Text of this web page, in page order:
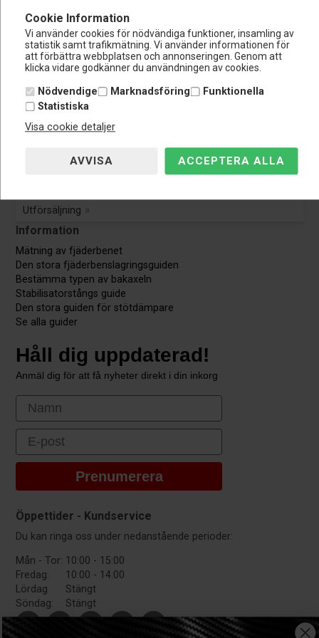
Cookie Information
Vi använder cookies för nödvändiga funktioner, insamling av
statistik samt trafikmätning. Vi använder informationen för
att förbättra webbplatsen och annonseringen. Genom att
klicka vidare godkänner du användningen av cookies.
Nödvendige Marknadsföring
Funktionella
Statistiska
Visa cookie detaljer
Tel.: 0108-848 151
info@nardocar.se
Kundservice
Kundservice
Avbryt beställning
Utförsäljning
Information
Mätning av fjäderbenet
Den stora fjäderbenslagringsguiden
Bestämma typen av bakaxeln
Stabilisatorstångs guide
Den stora guiden för stötdämpare
Se alla guider
Håll dig uppdaterad!
Anmäl dig för att få nyheter direkt i din inkorg
First Name
Email
Prenumerera
Öppettider - Kundservice
Du kan ringa oss under nedanstående perioder:
Mån - Tor: 10:00 - 15:00
Fredag:
10:00 - 14:00
Lördag
Stängt
Söndag:
Stängt